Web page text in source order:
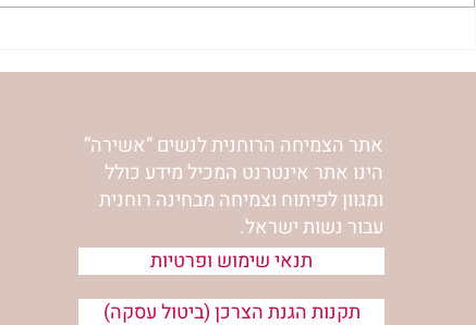
הירש
אילון הירש
אתר הצמיחה הרוחנית לנשים “אשירה”
הינו אתר אינטרנט המכיל מידע כולל
ומגוון לפיתוח וצמיחה מבחינה רוחנית
עבור נשות ישראל.
תנאי שימוש ופרטיות
תקנות הגנת הצרכן (ביטול עסקה)